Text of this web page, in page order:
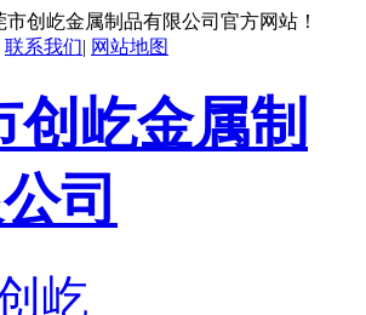
创屹金属制品有限公司官方网站！
联系我们| 网站地图